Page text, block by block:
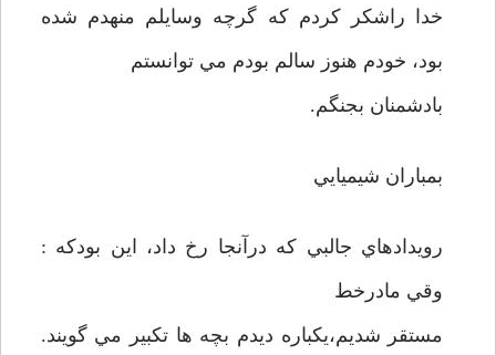
خدا راشکر کردم که گرچه وسايلم منهدم شده
بود، خودم هنوز سالم بودم مي توانستم
بادشمنان بجنگم.
بمباران شيميايي
رويدادهاي جالبي که درآنجا رخ داد، اين بودکه :
وقي مادرخط
مستقر شديم،يکباره ديدم بچه ها تکبير مي گويند.